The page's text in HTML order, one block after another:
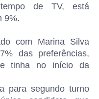
de TV, está
9%.
com Marina Silva
das preferências,
tinha no início da
para segundo turno